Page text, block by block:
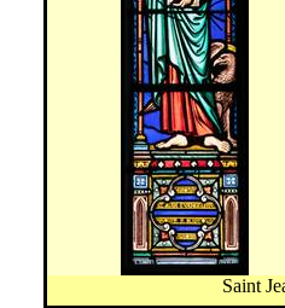
Saint